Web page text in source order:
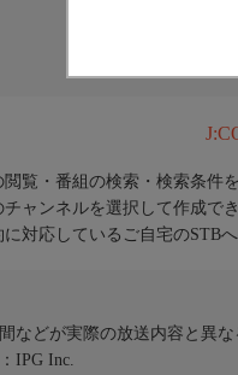
閲覧・番組の検索・検索条件
チャンネルを選択して作成で
に対応しているご自宅のSTB
などが実際の放送内容と異な
IPG Inc.